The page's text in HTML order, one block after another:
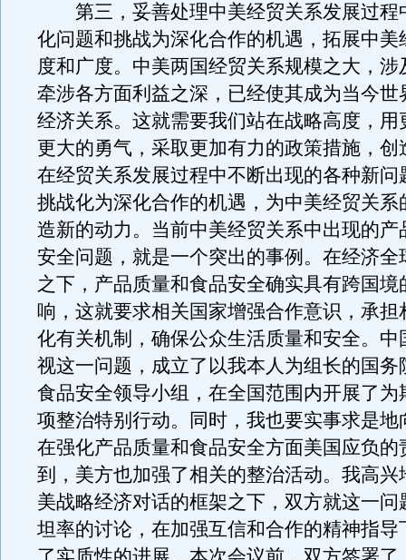
第三，妥善处理中美经贸关系发展过程
化问题和挑战为深化合作的机遇，拓展中美
度和广度。中美两国经贸关系规模之大，涉
牵涉各方面利益之深，已经使其成为当今世
经济关系。这就需要我们站在战略高度，用
更大的勇气，采取更加有力的政策措施，创
在经贸关系发展过程中不断出现的各种新问
挑战化为深化合作的机遇，为中美经贸关系
造新的动力。当前中美经贸关系中出现的产
安全问题，就是一个突出的事例。在经济全
之下，产品质量和食品安全确实具有跨国境
响，这就要求相关国家增强合作意识，承担
化有关机制，确保公众生活质量和安全。中
视这一问题，成立了以我本人为组长的国务
食品安全领导小组，在全国范围内开展了为
项整治特别行动。同时，我也要实事求是地
在强化产品质量和食品安全方面美国应负的
到，美方也加强了相关的整治活动。我高兴
美战略经济对话的框架之下，双方就这一问
坦率的讨论，在加强互信和合作的精神指导